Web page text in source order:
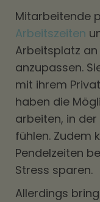
Mitarbeitende
Arbeitszeiten
Arbeitsplatz
anzupassen.
mit ihrem
haben die
arbeiten, in
fühlen. Zudem
Pendelzeiten
Stress sparen.
Allerdings